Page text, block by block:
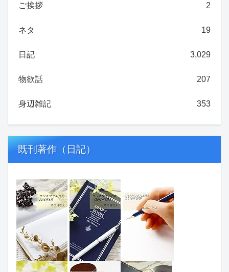
ご挨拶 2
ネタ 19
日記 3,029
物欲話 207
身辺雑記 353
既刊著作（日記）